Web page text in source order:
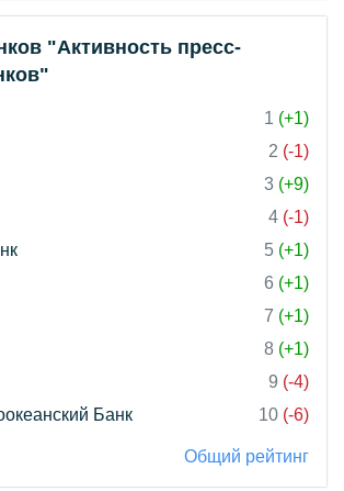
"Активность пресс-
1 (+1)
2 (-1)
3 (+9)
4 (-1)
5 (+1)
6 (+1)
7 (+1)
8 (+1)
9 (-4)
Банк
10 (-6)
Общий рейтинг